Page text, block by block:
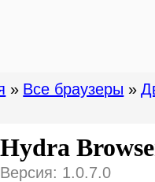
Hydra
Версия: 1.0.7.0
» Все браузеры »